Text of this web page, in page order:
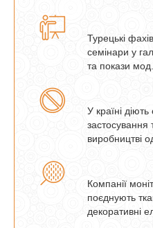
Турецькі
семінари у
та покази мод.
У країні
застосування
виробництві
Компанії
поєднують
декоративні